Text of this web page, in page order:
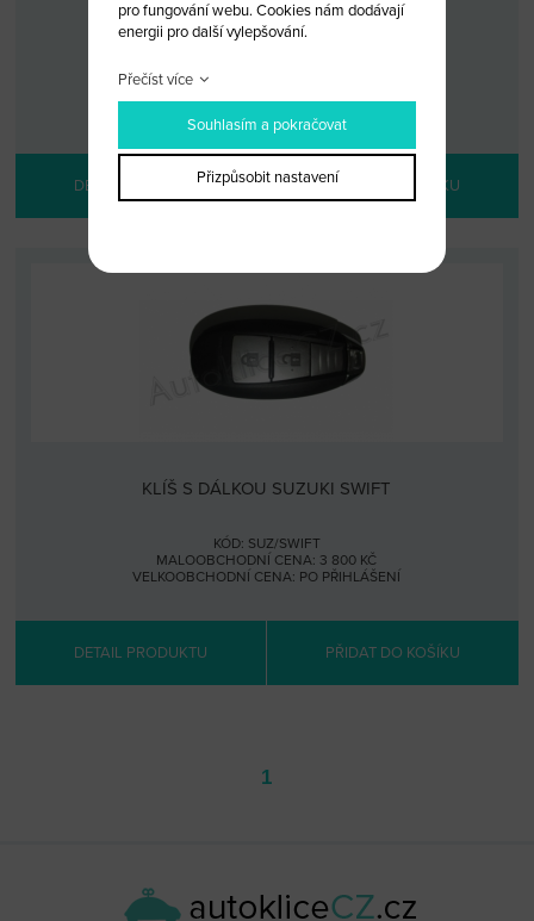
KLÍČ S DÁLKOU SUZUKI SX4
DETAIL PRODUKTU PŘIDAT DO KOŠÍKU
KLÍŠ S DÁLKOU SUZUKI SWIFT
KÓD: SUZ/SWIFT
MALOOBCHODNÍ CENA: 3 800 KČ
VELKOOBCHODNÍ CENA: PO PŘIHLÁŠENÍ
DETAIL PRODUKTU PŘIDAT DO KOŠÍKU
1
pro fungování webu. Cookies nám dodávají
energii pro další vylepšování.
Přečíst více
Souhlasím a pokračovat
Přizpůsobit nastavení